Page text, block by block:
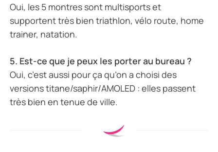
Oui, les 5 montres sont multisports et
supportent très bien triathlon, vélo route, home
trainer, natation.
5. Est-ce que je peux les porter au bureau ?
Oui, c’est aussi pour ça qu’on a choisi des
versions titane/saphir/AMOLED : elles passent
très bien en tenue de ville.